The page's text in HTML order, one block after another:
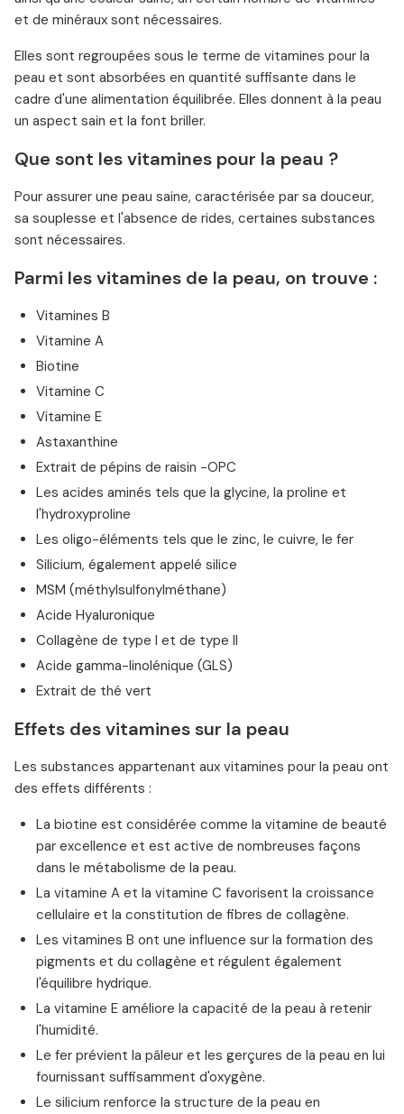
et de minéraux sont nécessaires.
Elles sont regroupées sous le terme de vitamines pour la
peau et sont absorbées en quantité suffisante dans le
cadre d'une alimentation équilibrée. Elles donnent à la peau
un aspect sain et la font briller.
Que sont les vitamines pour la peau ?
Pour assurer une peau saine, caractérisée par sa douceur,
sa souplesse et l'absence de rides, certaines substances
sont nécessaires.
Parmi les vitamines de la peau, on trouve :
Vitamines B
Vitamine A
Biotine
Vitamine C
Vitamine E
Astaxanthine
Extrait de pépins de raisin -OPC
Les acides aminés tels que la glycine, la proline et
l'hydroxyproline
Les oligo-éléments tels que le zinc, le cuivre, le fer
Silicium, également appelé silice
MSM (méthylsulfonylméthane)
Acide Hyaluronique
Collagène de type I et de type II
Acide gamma-linolénique (GLS)
Extrait de thé vert
Effets des vitamines sur la peau
Les substances appartenant aux vitamines pour la peau ont
des effets différents :
La biotine est considérée comme la vitamine de beauté
par excellence et est active de nombreuses façons
dans le métabolisme de la peau.
La vitamine A et la vitamine C favorisent la croissance
cellulaire et la constitution de fibres de collagène.
Les vitamines B ont une influence sur la formation des
pigments et du collagène et régulent également
l'équilibre hydrique.
La vitamine E améliore la capacité de la peau à retenir
l'humidité.
Le fer prévient la pâleur et les gerçures de la peau en lui
fournissant suffisamment d'oxygène.
Le silicium renforce la structure de la peau en